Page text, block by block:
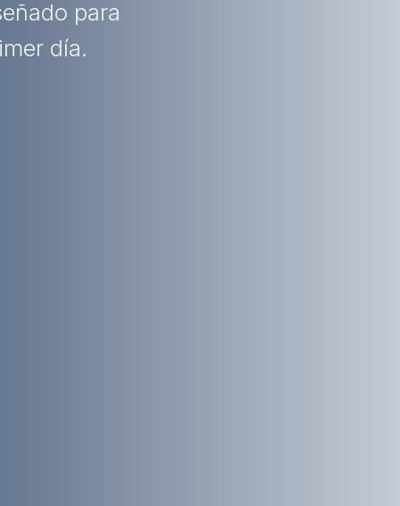
para
día.